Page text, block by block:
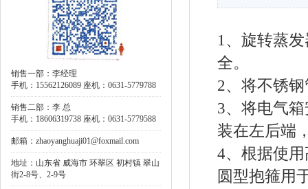
销售一部：李经理
手机：15562126089 座机：0631-5779788
销售二部：李 总
手机：18606319738 座机：0631-5779588
邮箱：zhaoyanghuaji01@foxmail.com
地址：山东省 威海市 环翠区 初村镇 翠山
街2-8号、2-9号
1、旋转蒸
全。
2、将不锈
3、将电气
装在左后端
4、根据使
圆型抱箍用